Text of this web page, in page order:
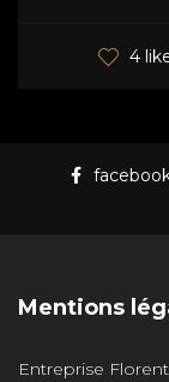
4
Mentions
Entreprise